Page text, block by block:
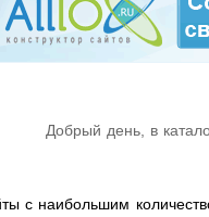
Добрый день, в
с наибольшим